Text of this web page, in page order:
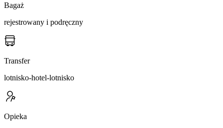
Bagaż
rejestrowany i podręczny
Transfer
lotnisko-hotel-lotnisko
Opieka